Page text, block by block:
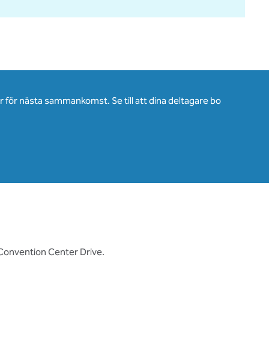
nästa sammankomst. Se till att dina deltagare bo
Center Drive.